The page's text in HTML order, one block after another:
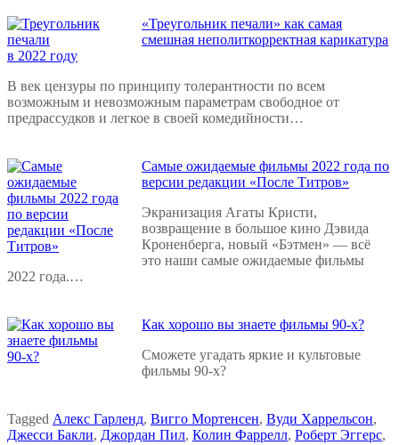
«Треугольник печали» как самая
смешная неполиткорректная карикатура
в 2022 году
В век цензуры по принципу толерантности по всем
возможным и невозможным параметрам свободное от
предрассудков и легкое в своей комедийности…
Самые ожидаемые фильмы 2022 года по
версии редакции «После Титров»
Экранизация Агаты Кристи,
возвращение в большое кино Дэвида
Кроненберга, новый «Бэтмен» — всё
это наши самые ожидаемые фильмы
2022 года.…
Как хорошо вы знаете фильмы 90-х?
Сможете угадать яркие и культовые
фильмы 90-х?
Tagged Алекс Гарленд, Вигго Мортенсен, Вуди Харрельсон,
Джесси Бакли, Джордан Пил, Колин Фаррелл, Роберт Эггерс,